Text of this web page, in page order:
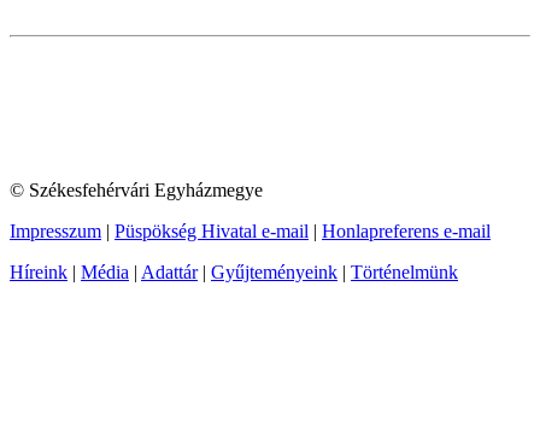
© Székesfehérvári Egyházmegye
Impresszum | Püspökség Hivatal e-mail | Honlapreferens e-mail
Híreink | Média | Adattár| Gyűjteményeink | Történelmünk